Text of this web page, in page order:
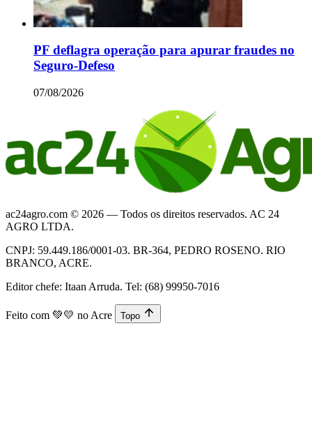
PF deflagra operação para apurar fraudes no
Seguro-Defeso
07/08/2026
ac24agro.com © 2026 — Todos os direitos reservados. AC 24
AGRO LTDA.
CNPJ: 59.449.186/0001-03. BR-364, PEDRO ROSENO. RIO
BRANCO, ACRE.
Editor chefe: Itaan Arruda. Tel: (68) 99950-7016
Feito com 💚💛 no Acre Topo